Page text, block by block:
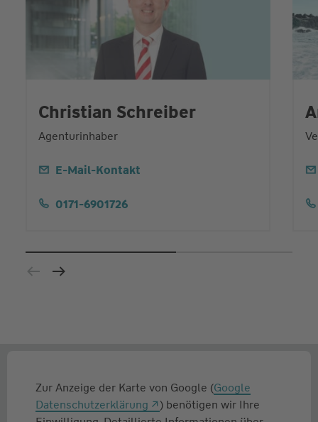
Christian Schreiber
Agenturinhaber
E-Mail-Kontakt
0171-6901726
Zur Anzeige der Karte von Google (Google
Datenschutzerklärung
) benötigen wir Ihre